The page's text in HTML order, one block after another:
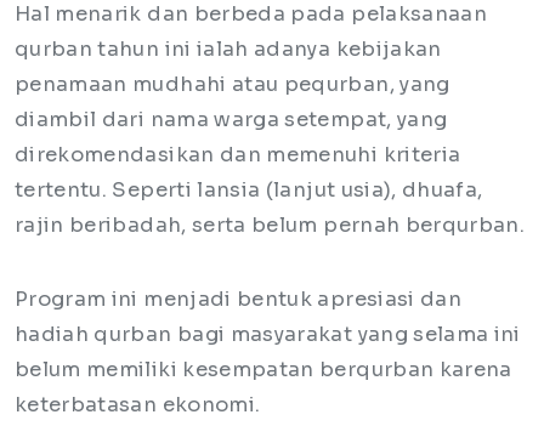
Hal menarik dan berbeda pada pelaksanaan
qurban tahun ini ialah adanya kebijakan
penamaan mudhahi atau pequrban, yang
diambil dari nama warga setempat, yang
direkomendasikan dan memenuhi kriteria
tertentu. Seperti lansia (lanjut usia), dhuafa,
rajin beribadah, serta belum pernah berqurban.
Program ini menjadi bentuk apresiasi dan
hadiah qurban bagi masyarakat yang selama ini
belum memiliki kesempatan berqurban karena
keterbatasan ekonomi.